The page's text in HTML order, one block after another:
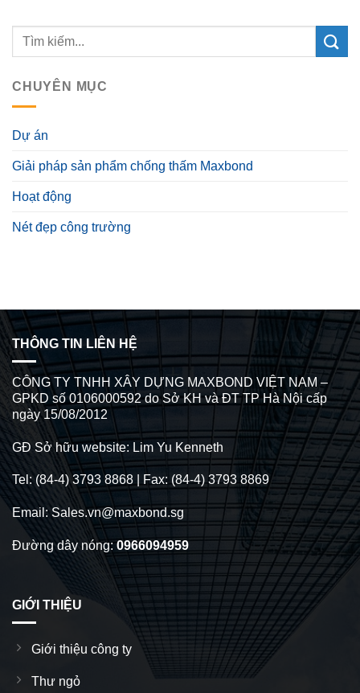
CHUYÊN MỤC
Dự án
Giải pháp sản phẩm chống thấm Maxbond
Hoạt động
Nét đẹp công trường
THÔNG TIN LIÊN HỆ
CÔNG TY TNHH XÂY DỰNG MAXBOND VIỆT NAM –
GPKD số 0106000592 do Sở KH và ĐT TP Hà Nội cấp
ngày 15/08/2012
GĐ Sở hữu website: Lim Yu Kenneth
Tel: (84-4) 3793 8868 | Fax: (84-4) 3793 8869
Email: Sales.vn@maxbond.sg
Đường dây nóng:0966094959
GIỚI THIỆU
Giới thiệu công ty
Thư ngỏ